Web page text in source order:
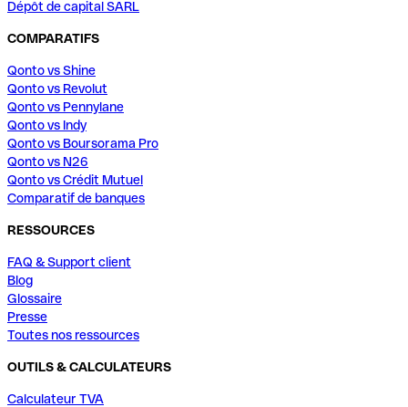
Dépôt de capital SARL
COMPARATIFS
Qonto vs Shine
Qonto vs Revolut
Qonto vs Pennylane
Qonto vs Indy
Qonto vs Boursorama Pro
Qonto vs N26
Qonto vs Crédit Mutuel
Comparatif de banques
RESSOURCES
FAQ & Support client
Blog
Glossaire
Presse
Toutes nos ressources
OUTILS & CALCULATEURS
Calculateur TVA